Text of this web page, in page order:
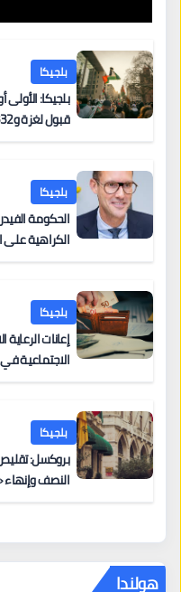
بلجيكا
بلجيكا
الحكومة
الكراهية على
بلجيكا
إعانات
الاجتماعية في
بلجيكا
بروكسل:
النصف
هولندا